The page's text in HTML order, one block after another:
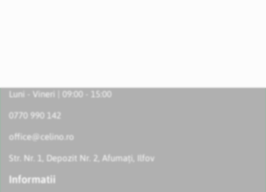
Luni - Vineri | 09:00 - 15:00
0770 990 142
office@celino.ro
Str. Nr. 1, Depozit Nr. 2, Afumați, Ilfov
Informatii